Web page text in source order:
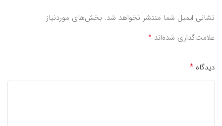
نشانی ایمیل شما منتشر نخواهد شد. بخش‌های موردنیاز
علامت‌گذاری شده‌اند *
دیدگاه *